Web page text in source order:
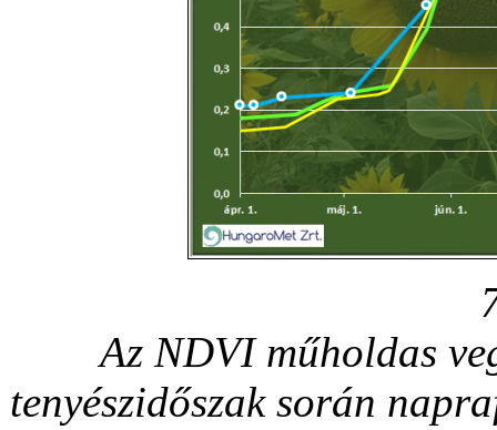
Az NDVI műholdas
tenyészidőszak során